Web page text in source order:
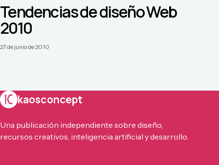
Tendencias de diseño Web
2010
27 de junio de 2010
kaosconcept
Una publicación independiente sobre diseño,
recursos creativos, inteligencia artificial y desarrollo.